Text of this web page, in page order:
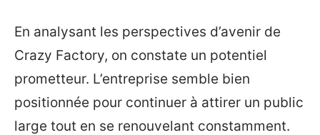
En analysant les perspectives d’avenir de
Crazy Factory, on constate un potentiel
prometteur. L’entreprise semble bien
positionnée pour continuer à attirer un public
large tout en se renouvelant constamment.